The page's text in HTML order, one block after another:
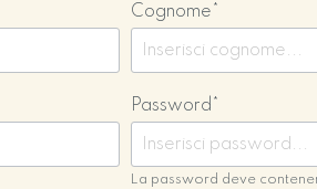
Cognome*
Password*
La password deve